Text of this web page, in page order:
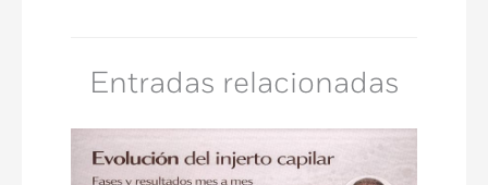
Entradas relacionadas